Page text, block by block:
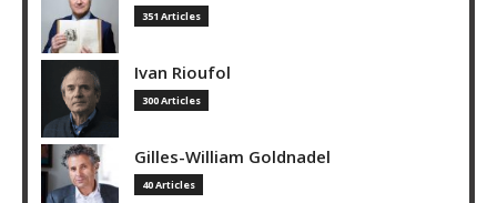
351 Articles
Ivan Rioufol
300 Articles
Gilles-William Goldnadel
40 Articles